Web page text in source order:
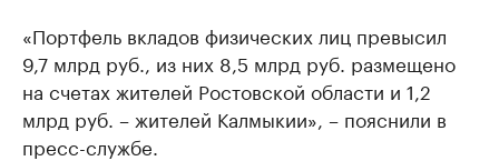
«Портфель вкладов физических лиц превысил
9,7 млрд руб., из них 8,5 млрд руб. размещено
на счетах жителей Ростовской области и 1,2
млрд руб. – жителей Калмыкии», – пояснили в
пресс-службе.